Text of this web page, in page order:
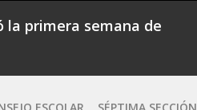
la primera semana de